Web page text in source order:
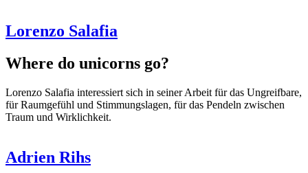
Lorenzo Salafia
Where do unicorns go?
Lorenzo Salafia interessiert sich in seiner Arbeit für das Ungreifbare,
für Raumgefühl und Stimmungslagen, für das Pendeln zwischen
Traum und Wirklichkeit.
Adrien Rihs